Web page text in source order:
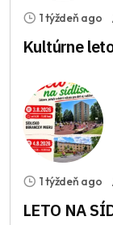
1 týždeň ago
Kultúrne
1 týždeň ago
LETO NA